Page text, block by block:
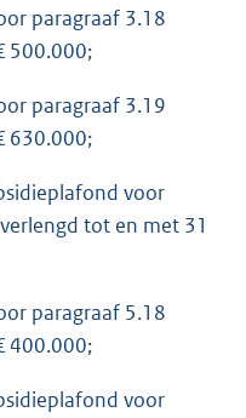
paragraaf 3.18
500.000;
paragraaf 3.19
630.000;
voor
tot en met 31
paragraaf 5.18
400.000;
voor